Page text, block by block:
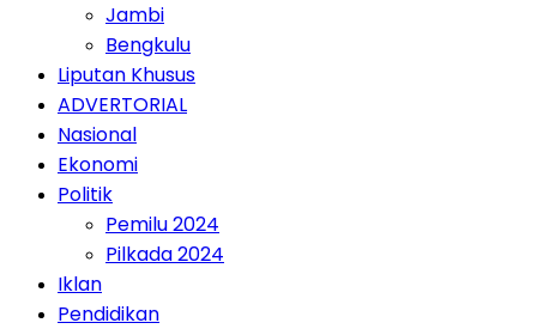
Jambi
Bengkulu
Liputan Khusus
ADVERTORIAL
Nasional
Ekonomi
Politik
Pemilu 2024
Pilkada 2024
Iklan
Pendidikan